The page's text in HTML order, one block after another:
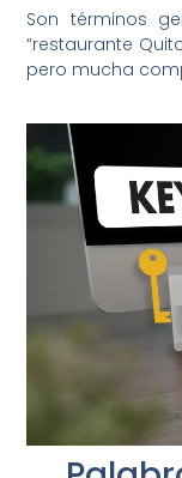
Son términos
“restaurante
pero mucha